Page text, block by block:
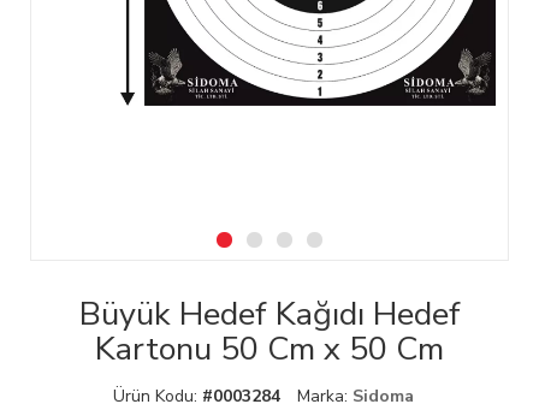
Büyük Hedef Kağıdı Hedef
Kartonu 50 Cm x 50 Cm
Ürün Kodu: #0003284 Marka: Sidoma